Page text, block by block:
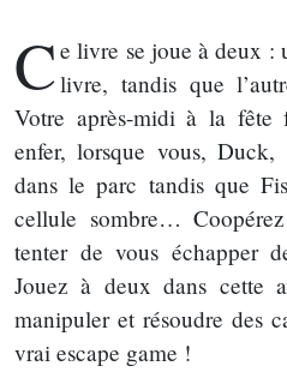
Ce livre se joue à deux :
livre, tandis que
Votre après-midi à la fête
enfer, lorsque vous,
dans le parc tandis que
cellule sombre…
tenter de vous échapper
Jouez à deux dans cette
manipuler et résoudre des
vrai escape game !